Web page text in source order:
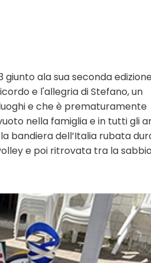
ala sua seconda
e l'allegria di Stefano, un
e che è prematuramente
nella famiglia e in tutti gli
bandiera dell’Italia rubata
e poi ritrovata tra la